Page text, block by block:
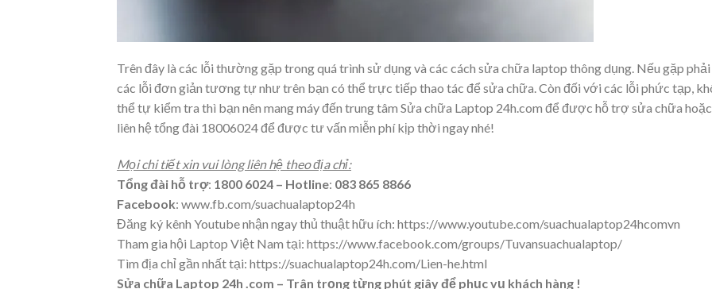
Trên đây là các lỗi thường gặp trong quá trình sử dụng và các cách sửa chữa laptop thông dụng. Nếu gặp phải
các lỗi đơn giản tương tự như trên bạn có thể trực tiếp thao tác để sửa chữa. Còn đối với các lỗi phức tạp,
thể tự kiểm tra thì bạn nên mang máy đến trung tâm Sửa chữa Laptop 24h.com để được hỗ trợ sửa chữa hoặc
liên hệ tổng đài 18006024 để được tư vấn miễn phí kịp thời ngay nhé!
Mọi chi tiết xin vui lòng liên hệ theo địa chỉ:
Tổng đài hỗ trợ: 1800 6024 – Hotline: 083 865 8866
Facebook: www.fb.com/suachualaptop24h
Đăng ký kênh Youtube nhận ngay thủ thuật hữu ích: https://www.youtube.com/suachualaptop24hcomvn
Tham gia hội Laptop Việt Nam tại: https://www.facebook.com/groups/Tuvansuachualaptop/
Tìm địa chỉ gần nhất tại: https://suachualaptop24h.com/Lien-he.html
Sửa chữa Laptop 24h .com – Trân trọng từng phút giây để phục vụ khách hàng !